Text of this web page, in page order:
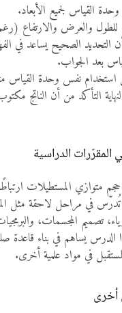
القياس لجميع الأبعاد.
للطول والعرض والارتفاع
التحديد الصحيح يساعد في
بعد الجواب.
استخدام نفس وحدة القياس
النهاية التأكد من أن الناتج
الدراسية
المستطيلات ارتباطًا
في مراحل لاحقة مثل
تصميم المجسمات،
الدرس يساهم في بناء قاعدة
في مواد علمية أخرى.
أخرى